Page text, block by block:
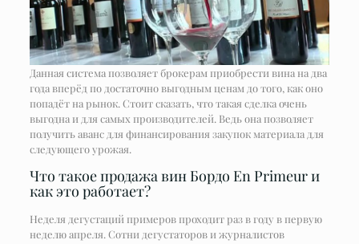
Данная система позволяет брокерам приобрести вина на два
года вперёд по достаточно выгодным ценам до того, как оно
попадёт на рынок. Стоит сказать, что такая сделка очень
выгодна и для самых производителей. Ведь она позволяет
получить аванс для финансирования закупок материала для
следующего урожая.
Что такое продажа вин Бордо En Primeur и
как это работает?
Неделя дегустаций примеров проходит раз в году в первую
неделю апреля. Сотни дегустаторов и журналистов